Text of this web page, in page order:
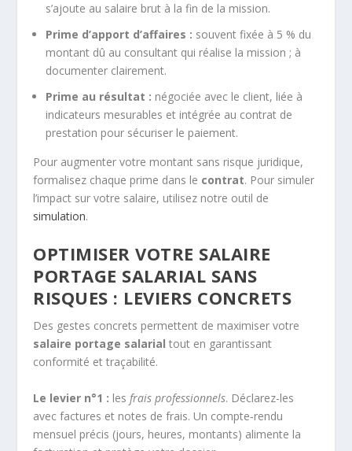
s’ajoute au salaire brut à la fin de la mission.
Prime d’apport d’affaires : souvent fixée à 5 % du
montant dû au consultant qui réalise la mission ; à
documenter clairement.
Prime au résultat : négociée avec le client, liée à
indicateurs mesurables et intégrée au contrat de
prestation pour sécuriser le paiement.
Pour augmenter votre montant sans risque juridique,
formalisez chaque prime dans le contrat. Pour simuler
l’impact sur votre salaire, utilisez notre outil de
simulation.
OPTIMISER VOTRE SALAIRE
PORTAGE SALARIAL SANS
RISQUES : LEVIERS CONCRETS
Des gestes concrets permettent de maximiser votre
salaire portage salarial tout en garantissant
conformité et traçabilité.
Le levier n°1 : les frais professionnels. Déclarez-les
avec factures et notes de frais. Un compte‑rendu
mensuel précis (jours, heures, montants) alimente la